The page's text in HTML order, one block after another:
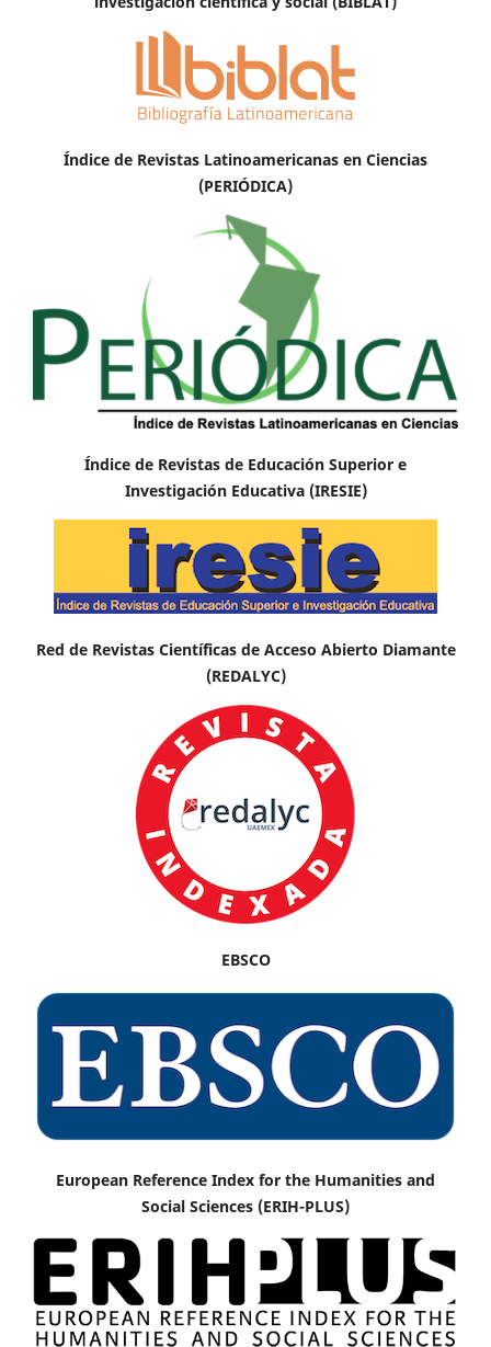
Índice de Revistas Latinoamericanas en Ciencias
(PERIÓDICA)
Índice de Revistas de Educación Superior e
Investigación Educativa (IRESIE)
Red de Revistas Científicas de Acceso Abierto Diamante
(REDALYC)
EBSCO
European Reference Index for the Humanities and
Social Sciences (ERIH-PLUS)